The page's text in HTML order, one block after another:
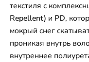
текстиля с
Repellent) и PD,
мокрый снег
проникая внутрь
внутреннее